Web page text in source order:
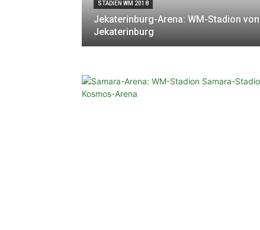
STADIEN WM 2018
Jekaterinburg-Arena: WM-Stadion von
Jekaterinburg